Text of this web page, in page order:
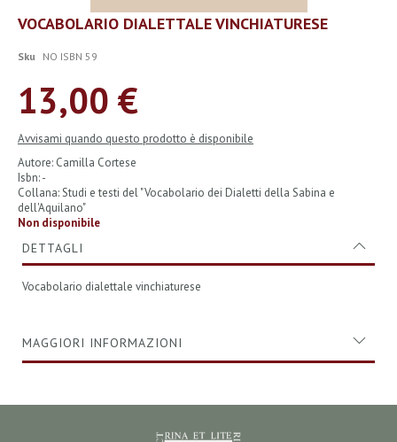
Vai
all'inizio
galleria
immagini
VOCABOLARIO DIALETTALE VINCHIATURESE
Sku NO ISBN 59
13,00 €
Avvisami quando questo prodotto è disponibile
Autore: Camilla Cortese
Isbn: -
Collana: Studi e testi del "Vocabolario dei Dialetti della Sabina e
dell'Aquilano"
Non disponibile
DETTAGLI
Vocabolario dialettale vinchiaturese
MAGGIORI INFORMAZIONI